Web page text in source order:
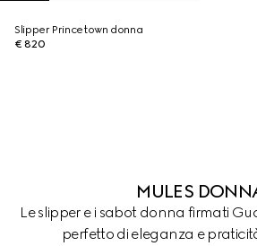
Slipper Princetown donna
€ 820
MULES
Le slipper e i sabot donna firmati
perfetto di eleganza e